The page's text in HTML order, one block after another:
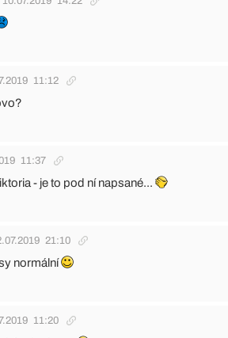
11:12
11:37
- je to pod ní napsané...
21:10
normální
11:20